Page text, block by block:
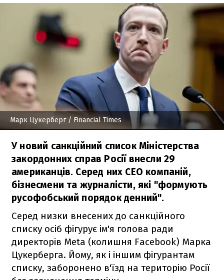
Марк Цукерберг/ Financial Times
У новий санкційний список Міністерства
закордонних справ Росії внесли 29
американців. Серед них СЕО компаній,
бізнесмени та журналісти, які "формують
русофобський порядок денний".
Серед низки внесених до санкційного
списку осіб фігурує ім'я голова ради
директорів Meta (колишня Facebook) Марка
Цукерберга. Йому, як і іншим фігурантам
списку, заборонено в'їзд на територію Росії